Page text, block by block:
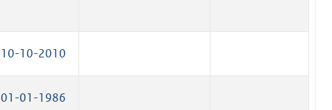
10-10-2010
01-01-1986